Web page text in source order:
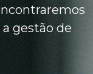
gestão de